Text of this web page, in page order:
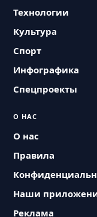
Технологии
Культура
Спорт
Инфографика
Спецпроекты
О НАС
О нас
Правила
Наши
Реклама